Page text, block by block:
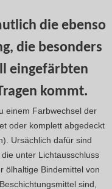
die ebenso
die besonders
eingefärbten
kommt.
einem Farbwechsel der
oder komplett abgedeckt
Ursächlich dafür sind
unter Lichtausschluss
ölhaltige Bindemittel von
sind,